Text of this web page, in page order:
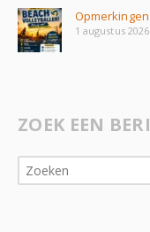
1 augustus 2026
ZOEK EEN